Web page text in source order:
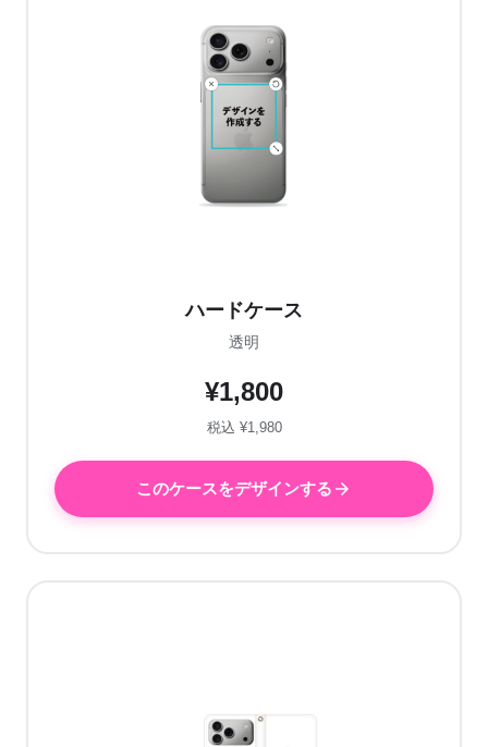
ハードケース
透明
¥1,800
税込 ¥1,980
このケースをデザインする